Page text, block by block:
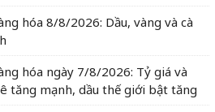
hóa 8/8/2026: Dầu, vàng và cà
hóa ngày 7/8/2026: Tỷ giá và
tăng mạnh, dầu thế giới bật tăng